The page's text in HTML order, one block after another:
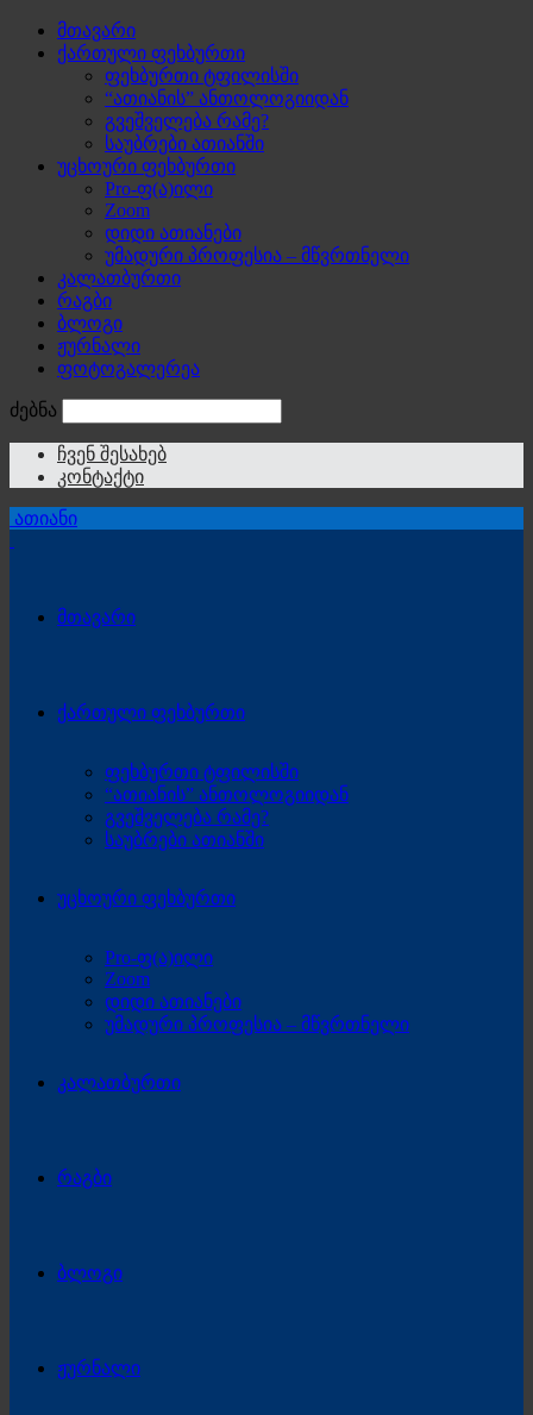
მთავარი
ქართული ფეხბურთი
ფეხბურთი ტფილისში
“ათიანის” ანთოლოგიიდან
გვეშველება რამე?
საუბრები ათიანში
უცხოური ფეხბურთი
Pro-ფ(ა)ილი
Zoom
დიდი ათიანები
უმადური პროფესია – მწვრთნელი
კალათბურთი
რაგბი
ბლოგი
ჟურნალი
ფოტოგალერეა
ძებნა
ჩვენ შესახებ
კონტაქტი
ათიანი
მთავარი
ქართული ფეხბურთი
ფეხბურთი ტფილისში
“ათიანის” ანთოლოგიიდან
გვეშველება რამე?
საუბრები ათიანში
უცხოური ფეხბურთი
Pro-ფ(ა)ილი
Zoom
დიდი ათიანები
უმადური პროფესია – მწვრთნელი
კალათბურთი
რაგბი
ბლოგი
ჟურნალი